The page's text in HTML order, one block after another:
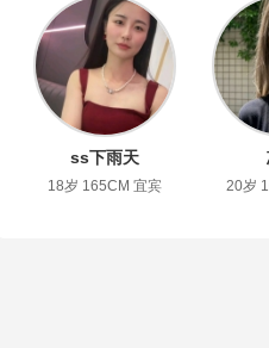
ss下雨天
18岁 165CM 宜宾 20岁